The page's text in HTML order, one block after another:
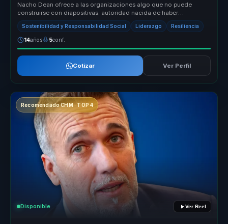
Nacho Dean ofrece a las organizaciones algo que no puede
construirse con diapositivas: autoridad nacida de haber
atravesado cambios reale...
Sostenibilidad y Responsabilidad Social Liderazgo Resiliencia
14años 5conf.
Cotizar Ver Perfil
Recomendado CHM · TOP 4
Disponible Ver Reel